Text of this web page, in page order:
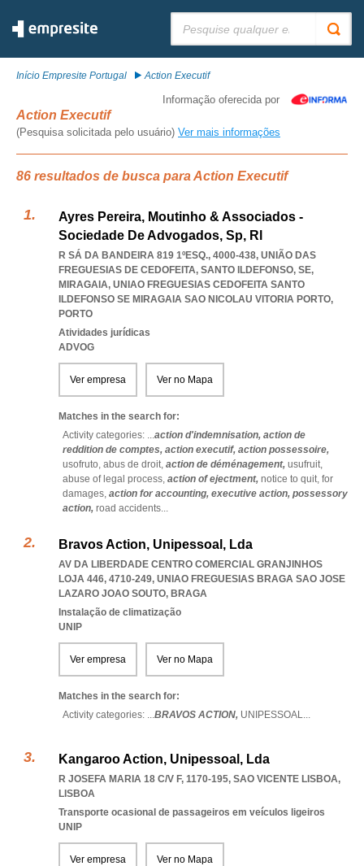
Início Empresite Portugal Action Executif
Informação oferecida por
Action Executif
(Pesquisa solicitada pelo usuário) Ver mais informações
86 resultados de busca para Action Executif
Ayres Pereira, Moutinho & Associados -
Sociedade De Advogados, Sp, Rl
R SÁ DA BANDEIRA 819 1ºESQ., 4000-438, UNIÃO DAS
FREGUESIAS DE CEDOFEITA, SANTO ILDEFONSO, SE,
MIRAGAIA, UNIAO FREGUESIAS CEDOFEITA SANTO
ILDEFONSO SE MIRAGAIA SAO NICOLAU VITORIA PORTO,
PORTO
Atividades jurídicas
ADVOG
Ver empresa Ver no Mapa
Matches in the search for:
Activity categories: ...action d'indemnisation, action de
reddition de comptes, action executif, action possessoire,
usofruto, abus de droit, action de déménagement, usufruit,
abuse of legal process, action of ejectment, notice to quit, for
damages, action for accounting, executive action, possessory
action, road accidents...
Bravos Action, Unipessoal, Lda
AV DA LIBERDADE CENTRO COMERCIAL GRANJINHOS
LOJA 446, 4710-249, UNIAO FREGUESIAS BRAGA SAO JOSE
LAZARO JOAO SOUTO, BRAGA
Instalação de climatização
UNIP
Ver empresa Ver no Mapa
Matches in the search for:
Activity categories: ...BRAVOS ACTION, UNIPESSOAL...
Kangaroo Action, Unipessoal, Lda
R JOSEFA MARIA 18 C/V F, 1170-195, SAO VICENTE LISBOA,
LISBOA
Transporte ocasional de passageiros em veículos ligeiros
UNIP
Ver empresa Ver no Mapa